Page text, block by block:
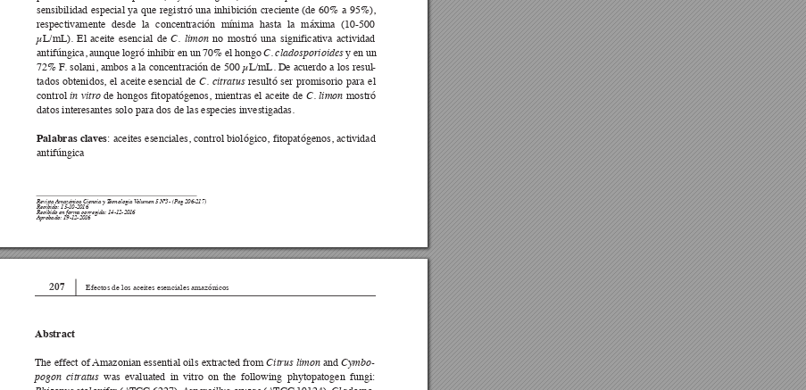
Revista Amazónica Ciencia y Tecnología Volumen 5 Nº3- (Pag 206-217)
Recibido: 15-10-2016
Recibido en forma corregida: 14-12-2016
Aprobado: 19-12-2016
sensibilidad especial ya que registró una inhibición creciente (de 60% a 95%),
respectivamente desde la concentración mínima hasta la máxima (10-500
µL/mL). El aceite esencial de C. limon no mostró una significativa actividad
antifúngica, aunque logró inhibir en un 70% el hongo C. cladosporioides y en un
72% F. solani, ambos a la concentración de 500 µL/mL. De acuerdo a los resul-
tados obtenidos, el aceite esencial de C. citratus resultó ser promisorio para el
control in vitro de hongos fitopatógenos, mientras el aceite de C. limon mostró
datos interesantes solo para dos de las especies investigadas.
Palabras claves: aceites esenciales, control biológico, fitopatógenos, actividad
antifúngica
Abstract
The effect of Amazonian essential oils extracted from Citrus limon and Cymbo-
pogon citratus was evaluated in vitro on the following phytopatogen fungi:
Efectos de los aceites esenciales amazónicos
207